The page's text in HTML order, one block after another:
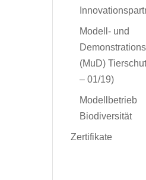
Modell- und
(MuD)
– 01/19)
Modellbetrieb
Biodiversität
Zertifikate